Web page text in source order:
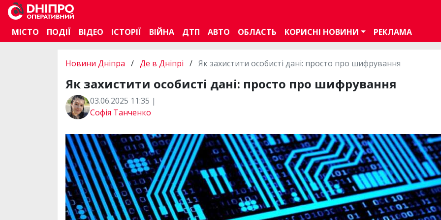
МІСТО ПОДІЇ ВІДЕО ІСТОРІЇ ВІЙНА ДТП АВТО ОБЛАСТЬ КОРИСНІ НОВИНИ РЕКЛАМА
Новини Дніпра / Де в Дніпрі / Як захистити особисті дані: просто про шифрування
Як захистити особисті дані: просто про шифрування
03.06.2025 11:35 |
Софія Танченко